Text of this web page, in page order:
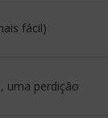
fácil)
uma perdição